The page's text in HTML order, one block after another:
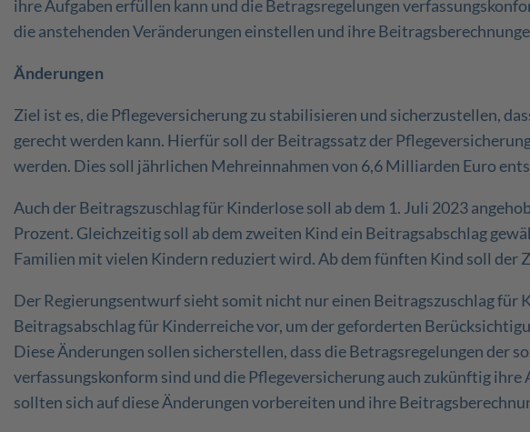
ihre Aufgaben erfüllen kann und die Betragsregelungen
die anstehenden Veränderungen einstellen und ihre
Änderungen
Ziel ist es, die Pflegeversicherung zu stabilisieren und sicherzustellen,
gerecht werden kann. Hierfür soll der Beitragssatz der
werden. Dies soll jährlichen Mehreinnahmen von 6,6 Milliarden Euro
Auch der Beitragszuschlag für Kinderlose soll ab dem 1. Juli 2023
Prozent. Gleichzeitig soll ab dem zweiten Kind ein Beitragsabschlag
Familien mit vielen Kindern reduziert wird. Ab dem fünften Kind soll der
Der Regierungsentwurf sieht somit nicht nur einen Beitragszuschlag für
Beitragsabschlag für Kinderreiche vor, um der geforderten
Diese Änderungen sollen sicherstellen, dass die Betragsregelungen der
verfassungskonform sind und die Pflegeversicherung auch zukünftig
sollten sich auf diese Änderungen vorbereiten und ihre